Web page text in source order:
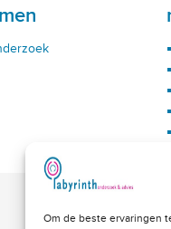
Om de beste ervaringen